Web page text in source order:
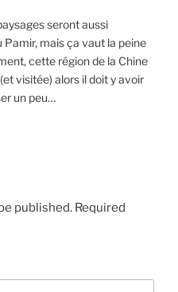
seront aussi
Pamir, mais ça vaut la peine
cette région de la Chine
visitée) alors il doit y avoir
un peu…
published. Required